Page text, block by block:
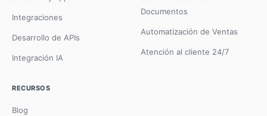
Integraciones
Desarrollo de APIs
Integración IA
Documentos
Automatización de Ventas
Atención al cliente 24/7
RECURSOS
Blog